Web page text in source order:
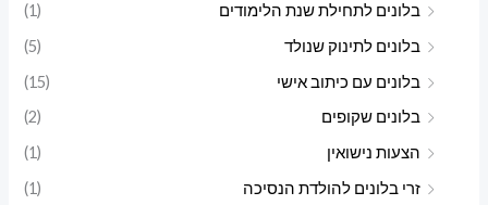
בלונים לתחילת שנת הלימודים
(1)
בלונים לתינוק שנולד
(5)
בלונים עם כיתוב אישי
(15)
בלונים שקופים
(2)
הצעות נישואין
(1)
זרי בלונים להולדת הנסיכה
(1)